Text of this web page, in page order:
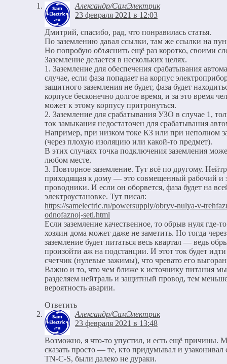
Александр/СамЭлектрик
23 февраля 2021 в 12:03
Дмитрий, спасибо, рад, что понравилась статья.
По заземлению давал ссылки, там же ссылки на
Но попробую объяснить ещё раз коротко, своими
Заземление делается в нескольких целях.
1. Заземление для обеспечения срабатывания
случае, если фаза попадает на корпус
защитного заземления не будет, фаза будет
корпусе бесконечно долгое время, и за это время
может к этому корпусу притронуться.
2. Заземление для срабатывания УЗО в случае 1,
ток замыкания недостаточен для срабатывания
Например, при низком токе КЗ или при неполном
(через плохую изоляцию или какой-то предмет).
В этих случаях точка подключения заземления
любом месте.
3. Повторное заземление. Тут всё по другому.
приходящая к дому — это совмещенный рабочий и
проводники. И если он оборвется, фаза будет на
электроустановке. Тут писал:
https://samelectric.ru/powersupply/obryv-nulya-v-
odnofaznoj-seti.html
Если заземление качественное, то обрыв нуля где-
хозяин дома может даже не заметить. Но тогда
заземление будет питаться весь квартал — ведь
произойти аж на подстанции. И этот ток будет идти
счетчик (нулевые зажимы), что чревато его
Важно и то, что чем ближе к источнику питания мы
разделяем нейтраль и защитный провод, тем
вероятность аварии.
Ответить
Александр/СамЭлектрик
23 февраля 2021 в 13:48
Возможно, я что-то упустил, и есть ещё причины.
сказать просто — те, кто придумывал и узаконивал
TN-C-S, были далеко не дураки.